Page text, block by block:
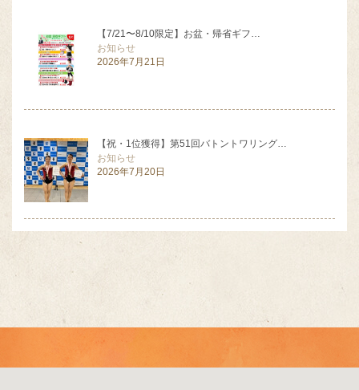
【7/21〜8/10限定】お盆・帰省ギフ…
お知らせ
2026年7月21日
【祝・1位獲得】第51回バトントワリング…
お知らせ
2026年7月20日